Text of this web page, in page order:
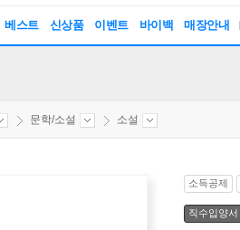
베스트 신상품 이벤트 바이백 매장안내
문학/소설 소설
소득공제
직수입양서